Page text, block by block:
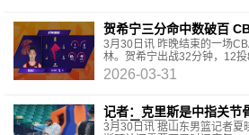
贺希宁三分命中数破百
3月30日讯 昨晚结束的一场
林。贺希宁出战32分钟，12
拿到22分4篮板5助攻1抢断，
加上
2026-03-31
记者：克里斯是中指关节
计还需要两周
3月30日讯 据山东男篮记者夏